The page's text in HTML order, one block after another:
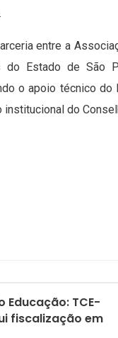
entre a
do Estado de São
o apoio técnico do
institucional do
Educação: TCE-
fiscalização em